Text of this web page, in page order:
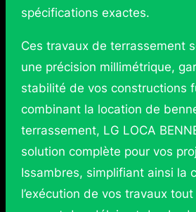
spécifications exactes.
Ces travaux de terrassement
une précision millimétrique,
stabilité de vos constructions
combinant la location de
terrassement, LG LOCA
solution complète pour vos
Issambres, simplifiant ainsi la
l’exécution de vos travaux